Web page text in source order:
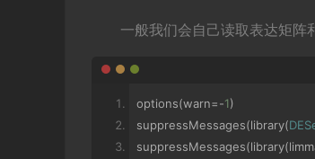
一般我们会自己读取表达矩阵
options(warn=-1)
suppressMessages(library(
suppressMessages(library(